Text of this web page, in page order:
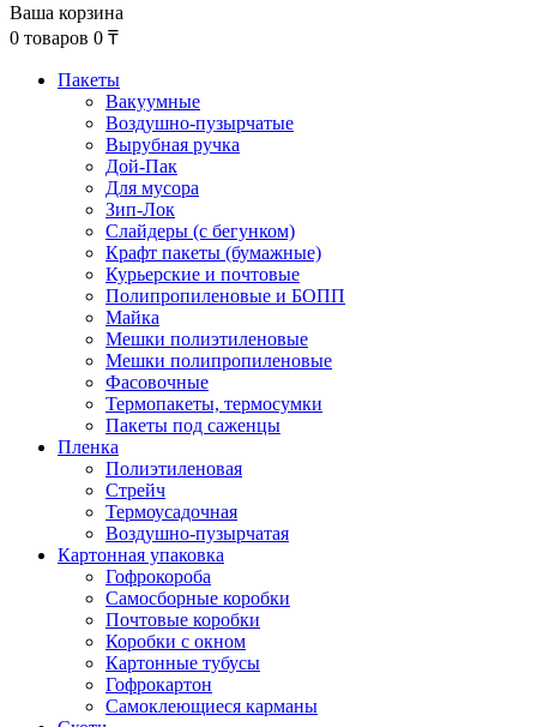
Ваша корзина
0 товаров 0 ₸
Пакеты
Вакуумные
Воздушно-пузырчатые
Вырубная ручка
Дой-Пак
Для мусора
Зип-Лок
Слайдеры (с бегунком)
Крафт пакеты (бумажные)
Курьерские и почтовые
Полипропиленовые и БОПП
Майка
Мешки полиэтиленовые
Мешки полипропиленовые
Фасовочные
Термопакеты, термосумки
Пакеты под саженцы
Пленка
Полиэтиленовая
Стрейч
Термоусадочная
Воздушно-пузырчатая
Картонная упаковка
Гофрокороба
Самосборные коробки
Почтовые коробки
Коробки с окном
Картонные тубусы
Гофрокартон
Самоклеющиеся карманы